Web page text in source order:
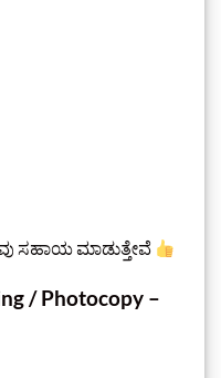
ಸಹಾಯ ಮಾಡುತ್ತೇವೆ
/ Photocopy –